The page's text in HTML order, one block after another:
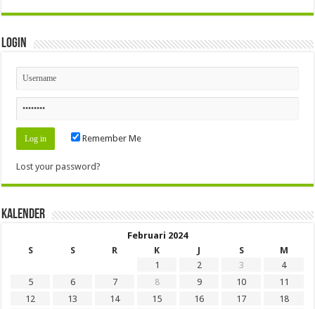
Login
Remember Me
Lost your password?
Kalender
Februari 2024
S
S R K J S
M
1
2 3
4
5
6 7 8 9 10
11
12
13 14 15 16 17
18